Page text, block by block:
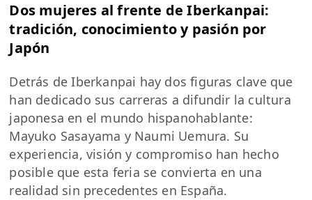
Dos mujeres al frente de Iberkanpai:
tradición, conocimiento y pasión por
Japón
Detrás de Iberkanpai hay dos figuras clave que
han dedicado sus carreras a difundir la cultura
japonesa en el mundo hispanohablante:
Mayuko Sasayama y Naumi Uemura. Su
experiencia, visión y compromiso han hecho
posible que esta feria se convierta en una
realidad sin precedentes en España.